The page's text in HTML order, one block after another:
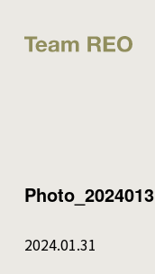
2024.01.31